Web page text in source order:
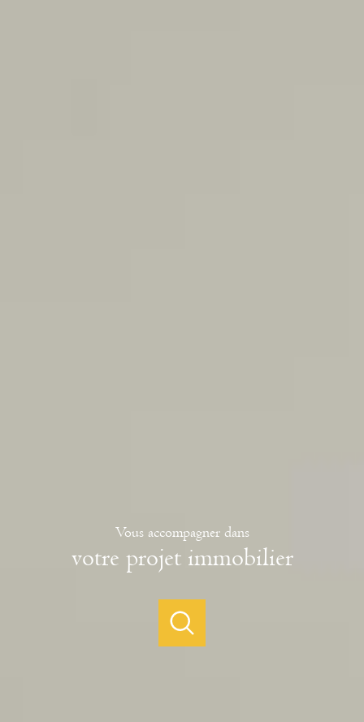
Vous accompagner dans
votre projet immobilier